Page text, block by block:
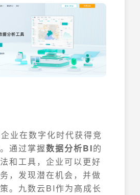
业在数字化时代获得竞
通过掌握数据分析BI的
和工具，企业可以更好
，发现潜在机会，并做
。九数云BI作为高成长